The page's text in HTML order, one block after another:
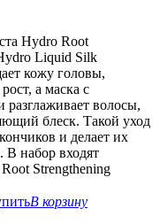
Hydro Root
Liquid Silk
кожу головы,
а маска с
волосы,
блеск. Такой уход
и делает их
набор входят
Strengthening
В корзину